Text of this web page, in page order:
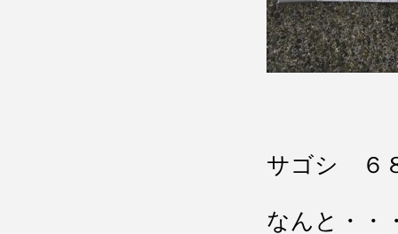
サゴシ ６
なんと・・